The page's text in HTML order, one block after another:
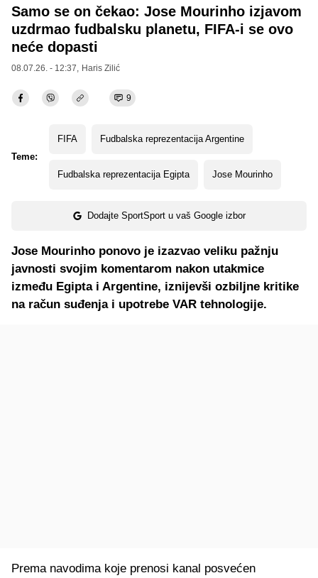
Samo se on čekao: Jose Mourinho izjavom
uzdrmao fudbalsku planetu, FIFA-i se ovo
neće dopasti
08.07.26. - 12:37, Haris Zilić
9
Teme:
FIFA Fudbalska reprezentacija Argentine
Fudbalska reprezentacija Egipta Jose Mourinho
Dodajte SportSport u vaš Google izbor
Jose Mourinho ponovo je izazvao veliku pažnju
javnosti svojim komentarom nakon utakmice
između Egipta i Argentine, iznijevši ozbiljne kritike
na račun suđenja i upotrebe VAR tehnologije.
Prema navodima koje prenosi kanal posvećen